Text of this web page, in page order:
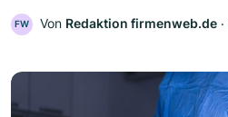
FW Von Redaktion firmenweb.de ‧